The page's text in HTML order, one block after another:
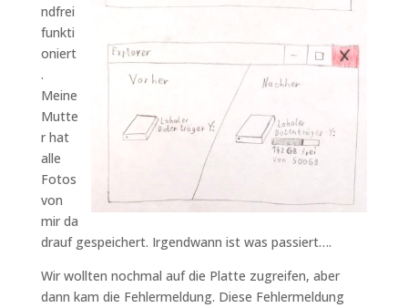
ndfrei
funkti
oniert
.
Meine
Mutte
r hat
alle
Fotos
von
mir da
drauf gespeichert. Irgendwann ist was passiert….
Wir wollten nochmal auf die Platte zugreifen, aber
dann kam die Fehlermeldung. Diese Fehlermeldung